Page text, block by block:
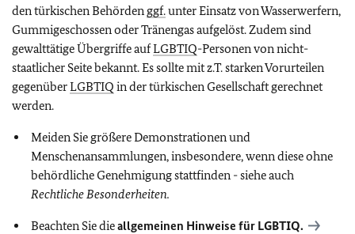
den türkischen Behörden ggf.unter Einsatz von Wasserwerfern,
Gummigeschossen oder Tränengas aufgelöst. Zudem sind
gewalttätige Übergriffe aufLGBTIQ-Personen von nicht-
staatlicher Seite bekannt. Es sollte mit z.T. starken Vorurteilen
gegenüberLGBTIQ in der türkischen Gesellschaft gerechnet
werden.
Meiden Sie größere Demonstrationen und
Menschenansammlungen, insbesondere, wenn diese ohne
behördliche Genehmigung stattfinden - siehe auch
Rechtliche Besonderheiten.
Beachten Sie dieallgemeinen Hinweise für LGBTIQ.